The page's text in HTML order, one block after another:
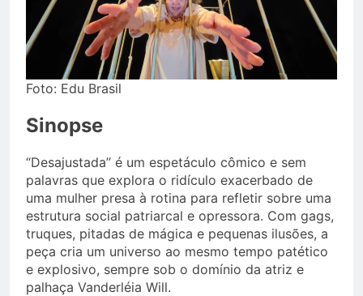
Foto: Edu Brasil
Sinopse
“Desajustada” é um espetáculo cômico e sem
palavras que explora o ridículo exacerbado de
uma mulher presa à rotina para refletir sobre uma
estrutura social patriarcal e opressora. Com gags,
truques, pitadas de mágica e pequenas ilusões, a
peça cria um universo ao mesmo tempo patético
e explosivo, sempre sob o domínio da atriz e
palhaça Vanderléia Will.